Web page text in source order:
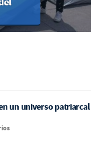
un universo patriarcal